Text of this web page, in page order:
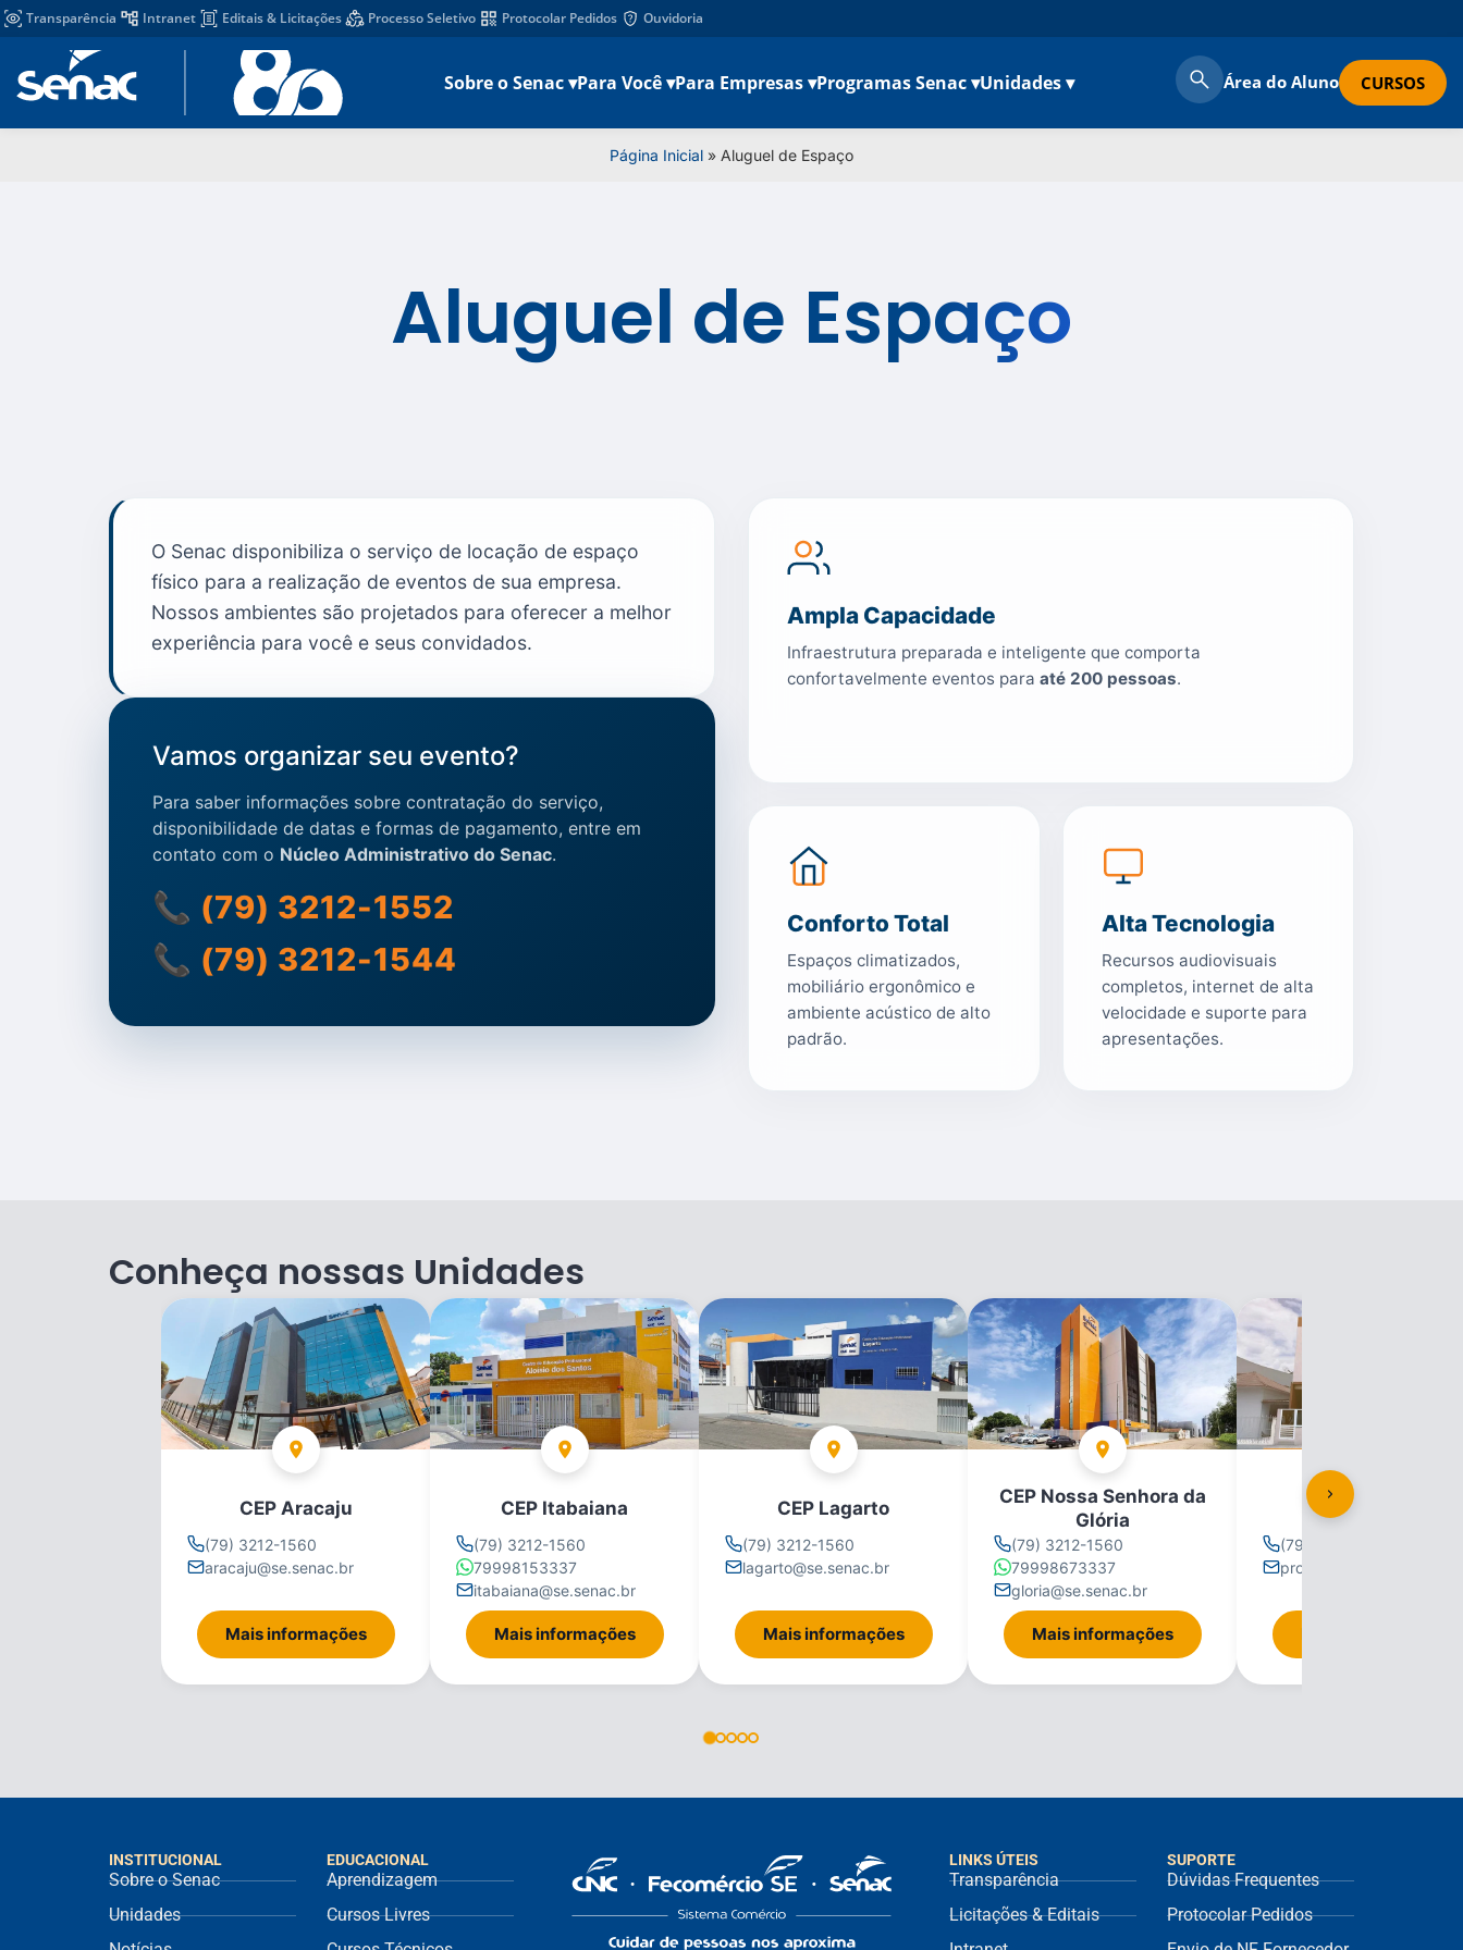
Transparência Intranet Editais & Licitações Processo Seletivo Protocolar Pedidos Ouvidoria
Sobre o Senac ▾Para Você ▾Para Empresas ▾Programas Senac ▾Unidades ▾ Área do Aluno CURSOS
Página Inicial » Aluguel de Espaço
Aluguel de Espaço
O Senac disponibiliza o serviço de locação de espaço
físico para a realização de eventos de sua empresa.
Nossos ambientes são projetados para oferecer a melhor
experiência para você e seus convidados.
Vamos organizar seu evento?
Para saber informações sobre contratação do serviço,
disponibilidade de datas e formas de pagamento, entre em
contato com o Núcleo Administrativo do Senac.
📞 (79) 3212-1552
📞 (79) 3212-1544
Ampla Capacidade
Infraestrutura preparada e inteligente que comporta
confortavelmente eventos paraaté 200 pessoas
Conforto Total
Espaços climatizados,
mobiliário ergonômico e
ambiente acústico de alto
padrão.
Alta Tecnologia
Recursos audiovisuais
completos, internet de alta
velocidade e suporte para
apresentações.
Conheça nossas Unidades
CEP Aracaju
(79) 3212-1560
aracaju@se.senac.br
Mais informações
CEP Itabaiana
(79) 3212-1560
79998153337
itabaiana@se.senac.br
Mais informações
CEP Lagarto
(79) 3212-1560
lagarto@se.senac.br
Mais informações
CEP Nossa Senhora da
Glória
(79) 3212-1560
79998673337
gloria@se.senac.br
Mais informações
CEP Propriá
(79) 3212-1560
propria@se.senac.br
INSTITUCIONAL
Sobre o Senac
Unidades
EDUCACIONAL
Aprendizagem
Cursos Livres
LINKS ÚTEIS
Transparência
Licitações & Editais
SUPORTE
Dúvidas Frequentes
Protocolar Pedidos